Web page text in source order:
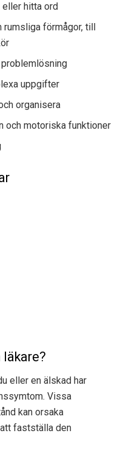
eller hitta ord
rumsliga förmågor, till
uppgifter
organisera
och motoriska funktioner
eller en älskad har
Vissa
kan orsaka
fastställa den